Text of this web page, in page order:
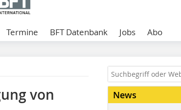
Termine BFT Datenbank Jobs Abo
von
News